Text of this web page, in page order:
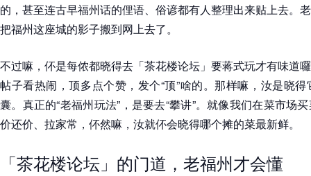
的，甚至连古早福州话的俚语、俗谚都有人整理出来贴上去。
把福州这座城的影子搬到网上去了。
不过嘛，伓是每侬都晓得去「茶花楼论坛」要蒋式玩才有味道
帖子看热闹，顶多点个赞，发个“顶”啥的。那样嘛，汝是晓
囊。真正的“老福州玩法”，是要去“攀讲”。就像我们在菜市场
价还价、拉家常，伓然嘛，汝就伓会晓得哪个摊的菜最新鲜。
「茶花楼论坛」的门道，老福州才会懂